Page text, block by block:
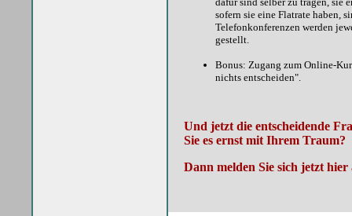
sofern sie eine Flatrate haben,
Telefonkonferenzen werden
gestellt.
Bonus: Zugang zum Online-
nichts entscheiden".
Und jetzt die entscheidende
Sie es ernst mit Ihrem Traum?
Dann melden Sie sich jetzt hier